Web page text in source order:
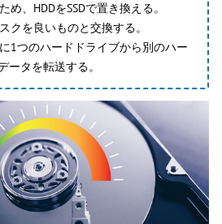
、HDDをSSDで置き換える。
クを良いものと交換する。
1つのハードドライブから別のハー
ータを転送する。